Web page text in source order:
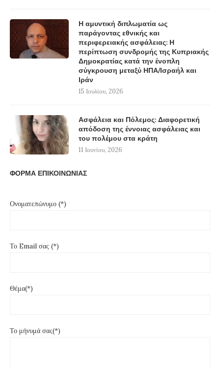
Η αμυντική διπλωματία ως
παράγοντας εθνικής και
περιφερειακής ασφάλειας: Η
περίπτωση συνδρομής της Κυπριακής
Δημοκρατίας κατά την ένοπλη
σύγκρουση μεταξύ ΗΠΑ/Ισραήλ και
Ιράν
15 Ιουλίου, 2026
Ασφάλεια και Πόλεμος: Διαφορετική
απόδοση της έννοιας ασφάλειας και
του πολέμου στα κράτη
11 Ιουνίου, 2026
ΦΟΡΜΑ ΕΠΙΚΟΙΝΩΝΙΑΣ
Ονοματεπώνυμο (*)
Το Email σας (*)
Θέμα(*)
Το μήνυμά σας(*)